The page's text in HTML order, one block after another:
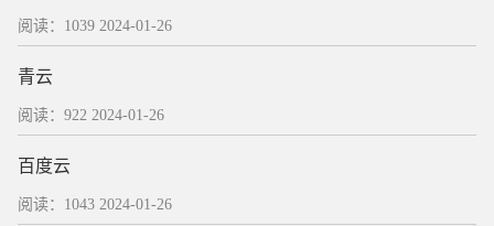
阅读：1039 2024-01-26
青云
阅读：922 2024-01-26
百度云
阅读：1043 2024-01-26